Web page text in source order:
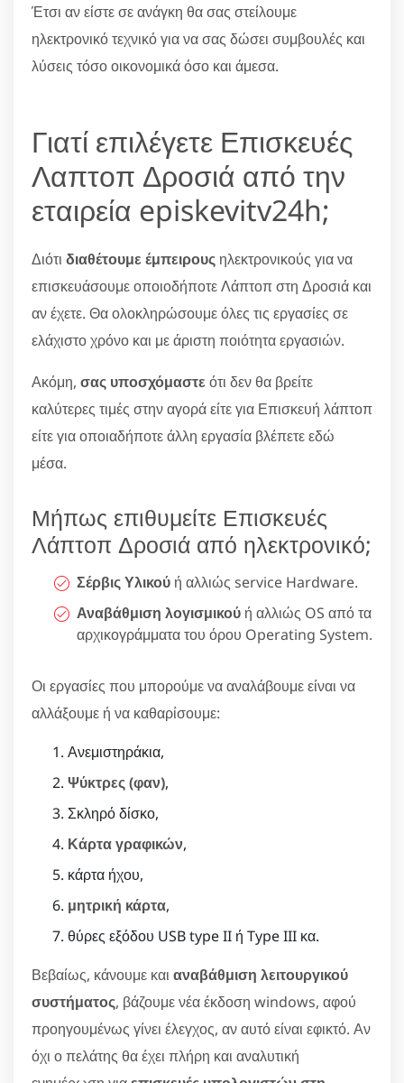
Έτσι αν είστε σε ανάγκη θα σας στείλουμε
ηλεκτρονικό τεχνικό για να σας δώσει συμβουλές και
λύσεις τόσο οικονομικά όσο και άμεσα.
Γιατί επιλέγετε Επισκευές
Λαπτοπ Δροσιά από την
εταιρεία episkevitv24h;
Διότι διαθέτουμε έμπειρους ηλεκτρονικούς για να
επισκευάσουμε οποιοδήποτε Λάπτοπ στη Δροσιά και
αν έχετε. Θα ολοκληρώσουμε όλες τις εργασίες σε
ελάχιστο χρόνο και με άριστη ποιότητα εργασιών.
Ακόμη, σας υποσχόμαστε ότι δεν θα βρείτε
καλύτερες τιμές στην αγορά είτε για Επισκευή λάπτοπ
είτε για οποιαδήποτε άλλη εργασία βλέπετε εδώ
μέσα.
Μήπως επιθυμείτε Επισκευές
Λάπτοπ Δροσιά από ηλεκτρονικό;
Σέρβις Υλικού ή αλλιώς service Hardware.
Αναβάθμιση λογισμικού ή αλλιώς OS από τα
αρχικογράμματα του όρου Operating System.
Οι εργασίες που μπορούμε να αναλάβουμε είναι να
αλλάξουμε ή να καθαρίσουμε:
Ανεμιστηράκια,
Ψύκτρες (φαν),
Σκληρό δίσκο,
Κάρτα γραφικών,
κάρτα ήχου,
μητρική κάρτα,
θύρες εξόδου USB type II ή Type III κα.
Βεβαίως, κάνουμε και αναβάθμιση λειτουργικού
συστήματος, βάζουμε νέα έκδοση windows, αφού
προηγουμένως γίνει έλεγχος, αν αυτό είναι εφικτό. Αν
όχι ο πελάτης θα έχει πλήρη και αναλυτική